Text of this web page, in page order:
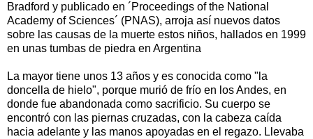
Bradford y publicado en ´Proceedings of the National
Academy of Sciences´ (PNAS), arroja así nuevos datos
sobre las causas de la muerte estos niños, hallados en 1999
en unas tumbas de piedra en Argentina
La mayor tiene unos 13 años y es conocida como "la
doncella de hielo", porque murió de frío en los Andes, en
donde fue abandonada como sacrificio. Su cuerpo se
encontró con las piernas cruzadas, con la cabeza caída
hacia adelante y las manos apoyadas en el regazo. Llevaba